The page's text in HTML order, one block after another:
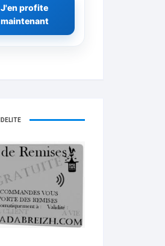
J'en profite
maintenant